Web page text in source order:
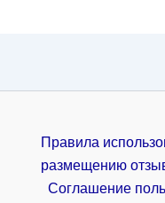
Правила
размещению
Соглашение